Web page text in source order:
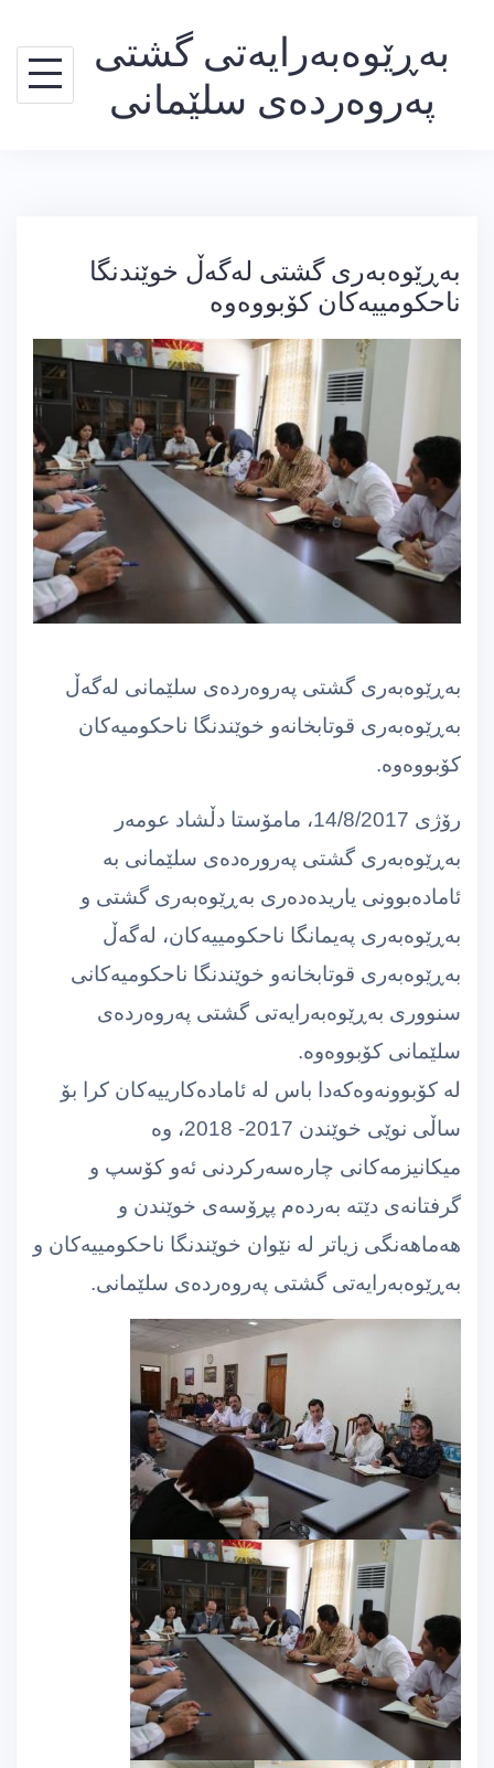
بەڕێوەبەرایەتی گشتی
پەروەردەی سلێمانی
بەڕێوەبەری گشتی لەگەڵ خوێندنگا
ناحكومییەكان كۆبووەوە
بەڕێوەبەری گشتی پەروەردەی سلێمانی لەگەڵ
بەڕێوەبەری قوتابخانەو خوێندنگا ناحكومیەكان
كۆبووەوە.
رۆژی 14/8/2017، مامۆستا دڵشاد عومەر
بەڕێوەبەری گشتی پەرورەدەی سلێمانی بە
ئامادەبوونی یاریدەدەری بەڕێوەبەری گشتی و
بەڕێوەبەری پەیمانگا ناحكومییەكان، لەگەڵ
بەڕێوەبەری قوتابخانەو خوێندنگا ناحكومیەكانی
سنووری بەڕێوەبەرایەتی گشتی پەروەردەی
سلێمانی كۆبووەوە.
لە كۆبوونەوەكەدا باس لە ئامادەكارییەكان كرا بۆ
ساڵی نوێی خوێندن 2017- 2018، وە
میكانیزمەكانی چارەسەركردنی ئەو كۆسپ و
گرفتانەی دێتە بەردەم پڕۆسەی خوێندن و
هەماهەنگی زیاتر لە نێوان خوێندنگا ناحكومییەكان و
بەڕێوەبەرایەتی گشتی پەروەردەی سلێمانی.